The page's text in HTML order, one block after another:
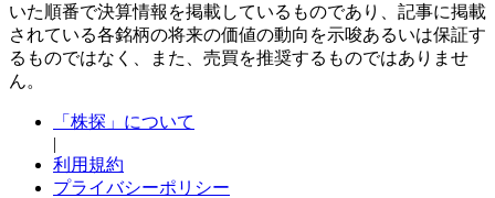
いた順番で決算情報を掲載しているものであり、記事に掲載
されている各銘柄の将来の価値の動向を示唆あるいは保証す
るものではなく、また、売買を推奨するものではありませ
ん。
「株探」について
|
利用規約
プライバシーポリシー